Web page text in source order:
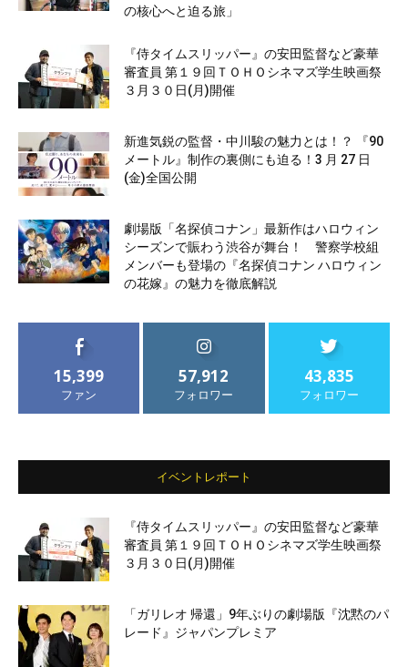
の核心へと迫る旅」
『侍タイムスリッパー』の安田監督など豪華
審査員 第１９回ＴＯＨＯシネマズ学生映画祭
３月３０日(月)開催
新進気鋭の監督・中川駿の魅力とは！？ 『90
メートル』制作の裏側にも迫る！3 月 27 日
(金)全国公開
劇場版「名探偵コナン」最新作はハロウィン
シーズンで賑わう渋谷が舞台！ 警察学校組
メンバーも登場の『名探偵コナン ハロウィン
の花嫁』の魅力を徹底解説
15,399
ファン
57,912
フォロワー
43,835
フォロワー
イベントレポート
『侍タイムスリッパー』の安田監督など豪華
審査員 第１９回ＴＯＨＯシネマズ学生映画祭
３月３０日(月)開催
「ガリレオ 帰還」9年ぶりの劇場版『沈黙のパ
レード』ジャパンプレミア